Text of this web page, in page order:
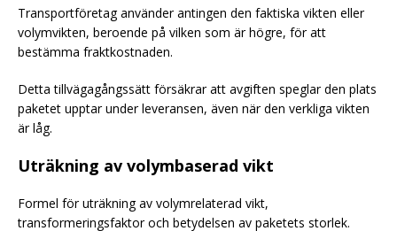
Transportföretag använder antingen den faktiska vikten eller
volymvikten, beroende på vilken som är högre, för att
bestämma fraktkostnaden.
Detta tillvägagångssätt försäkrar att avgiften speglar den plats
paketet upptar under leveransen, även när den verkliga vikten
är låg.
Uträkning av volymbaserad vikt
Formel för uträkning av volymrelaterad vikt,
transformeringsfaktor och betydelsen av paketets storlek.